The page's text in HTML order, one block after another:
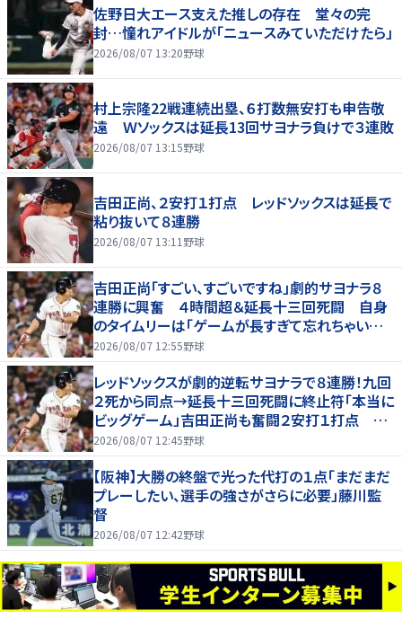
佐野日大エース支えた推しの存在 堂々の完
封…憧れアイドルが「ニュースみていただけたら」
2026/08/07 13:20野球
村上宗隆22戦連続出塁、６打数無安打も申告敬
遠 Ｗソックスは延長13回サヨナラ負けで３連敗
2026/08/07 13:15野球
吉田正尚、２安打１打点 レッドソックスは延長で
粘り抜いて８連勝
2026/08/07 13:11 野球
吉田正尚「すごい、すごいですね」劇的サヨナラ８
連勝に興奮 ４時間超＆延長十三回死闘 自身
のタイムリーは「ゲームが長すぎて忘れちゃいまし
た」
2026/08/07 12:55野球
レッドソックスが劇的逆転サヨナラで８連勝！九回
２死から同点→延長十三回死闘に終止符「本当に
ビッグゲーム」吉田正尚も奮闘２安打１打点 靴
下対決で驚異のスイープ
2026/08/07 12:45野球
【阪神】大勝の終盤で光った代打の１点「まだまだ
プレーしたい、選手の強さがさらに必要」藤川監
督
2026/08/07 12:42野球